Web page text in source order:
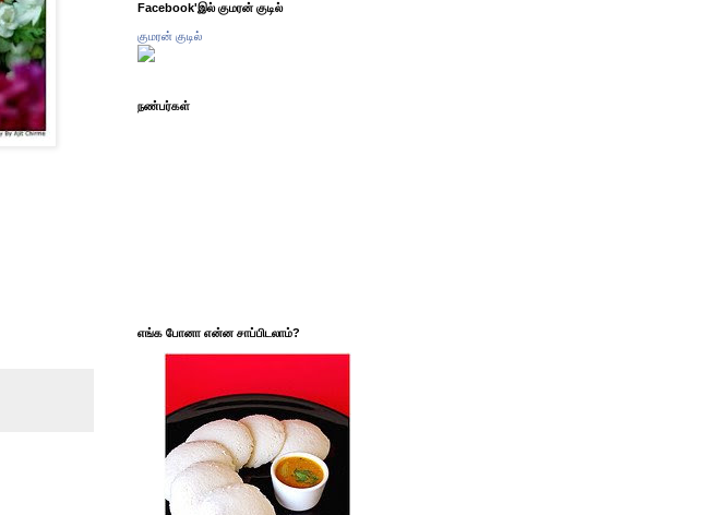
Facebook'இல் குமரன் குடில்
குமரன் குடில்
நண்பர்கள்
எங்க போனா என்ன சாப்பிடலாம்?